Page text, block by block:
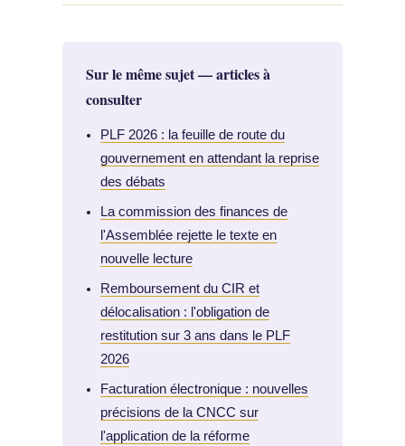
Sur le même sujet — articles à
consulter
PLF 2026 : la feuille de route du
gouvernement en attendant la reprise
des débats
La commission des finances de
l'Assemblée rejette le texte en
nouvelle lecture
Remboursement du CIR et
délocalisation : l'obligation de
restitution sur 3 ans dans le PLF
2026
Facturation électronique : nouvelles
précisions de la CNCC sur
l'application de la réforme